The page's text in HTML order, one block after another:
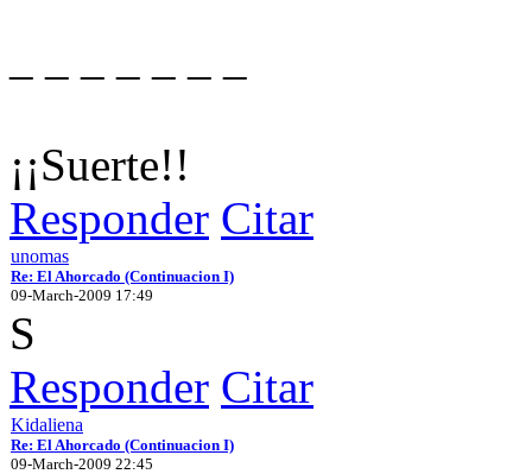
¡¡Suerte!!
Responder Citar
unomas
Re: El Ahorcado (Continuacion I)
09-March-2009 17:49
S
Responder Citar
Kidaliena
Re: El Ahorcado (Continuacion I)
09-March-2009 22:45